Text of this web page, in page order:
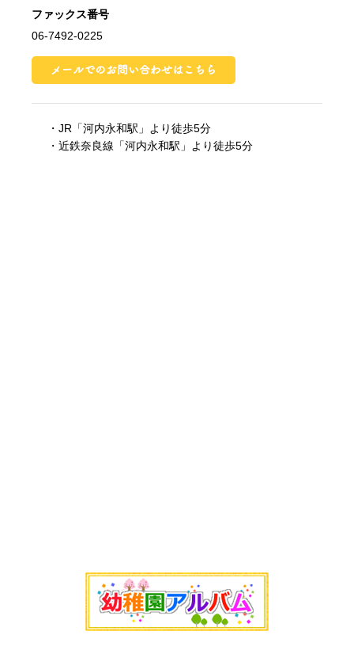
ファックス番号
06-7492-0225
・JR「河内永和駅」より徒歩5分
・近鉄奈良線「河内永和駅」より徒歩5分